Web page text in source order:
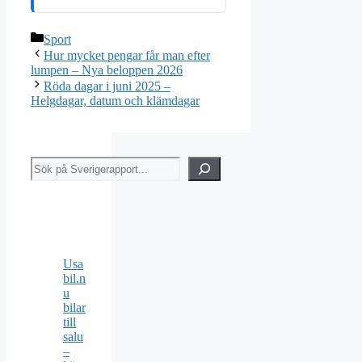
Kategorier
Sport
Hur mycket pengar får man efter
lumpen – Nya beloppen 2026
Röda dagar i juni 2025 –
Helgdagar, datum och klämdagar
Sök
Usa
bil.n
u
bilar
till
salu
–